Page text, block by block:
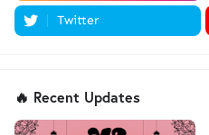
Twitter
🔥 Recent Updates